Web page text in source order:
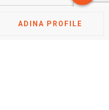
hiệu ADINA PROFILE